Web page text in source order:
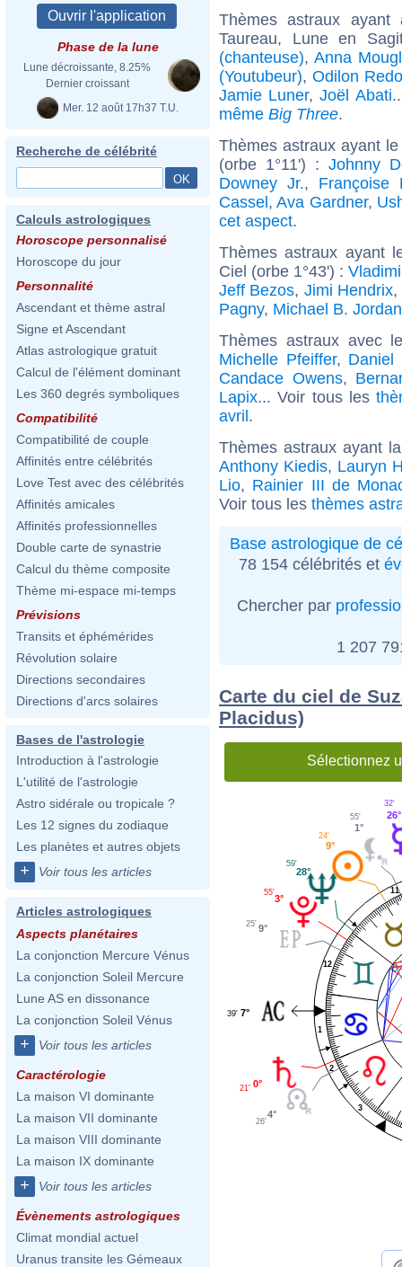
Phase de la lune
Lune décroissante, 8.25%
Dernier croissant
Mer. 12 août 17h37 T.U.
Recherche de célébrité
Calculs astrologiques
Horoscope personnalisé
Horoscope du jour
Personnalité
Ascendant et thème astral
Signe et Ascendant
Atlas astrologique gratuit
Calcul de l'élément dominant
Les 360 degrés symboliques
Compatibilité
Compatibilité de couple
Affinités entre célébrités
Love Test avec des célébrités
Affinités amicales
Affinités professionnelles
Double carte de synastrie
Calcul du thème composite
Thème mi-espace mi-temps
Prévisions
Transits et éphémérides
Révolution solaire
Directions secondaires
Directions d'arcs solaires
Bases de l'astrologie
Introduction à l'astrologie
L'utilité de l'astrologie
Astro sidérale ou tropicale ?
Les 12 signes du zodiaque
Les planètes et autres objets
+ Voir tous les articles
Articles astrologiques
Aspects planétaires
La conjonction Mercure Vénus
La conjonction Soleil Mercure
Lune AS en dissonance
La conjonction Soleil Vénus
+ Voir tous les articles
Caractérologie
La maison VI dominante
La maison VII dominante
La maison VIII dominante
La maison IX dominante
+ Voir tous les articles
Évènements astrologiques
Climat mondial actuel
Uranus transite les Gémeaux
Thèmes astraux
Taureau, Lune en
(chanteuse), Anna
(Youtubeur), Odilon
Jamie Luner,Joël Abati
même Big Three.
Thèmes astraux ayant
(orbe 1°11') : Johnny
Downey Jr., Françoise
Cassel,Ava Gardner,
cet aspect.
Thèmes astraux ayant
Ciel (orbe 1°43') :
Jeff Bezos, Jimi Hendrix,
Pagny, Michael B. Jordan
Thèmes astraux avec
Michelle Pfeiffer, Daniel
Candace Owens,
Lapix... Voir tous les
avril.
Thèmes astraux ayant
Anthony Kiedis, Lauryn
Lio, Rainier III de
Voir tous les thèmes
Base astrologique de
78 154 célébrités et
Chercher par
1 207
Carte du ciel de
Placidus)
Sélectionnez
1
2
3
11
12
26°
32'
1°
55'
9°
24'
28°
59'
3°
55'
9°
25'
7°
39'
0°
21'
4°
26'